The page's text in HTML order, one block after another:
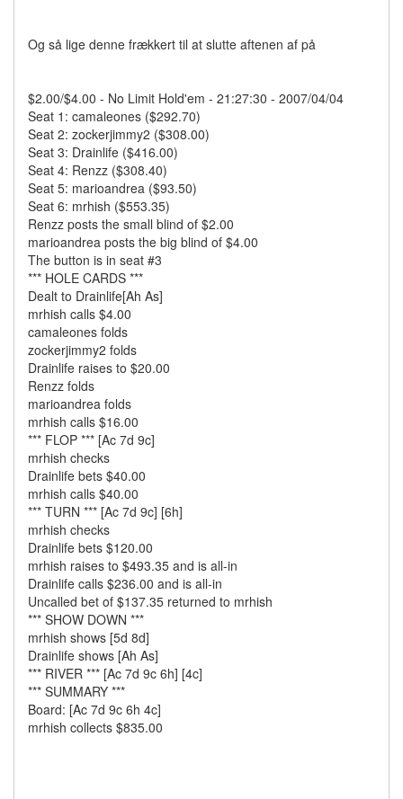
Og så lige denne frækkert til at slutte aftenen af på
$2.00/$4.00 - No Limit Hold'em - 21:27:30 - 2007/04/04
Seat 1: camaleones ($292.70)
Seat 2: zockerjimmy2 ($308.00)
Seat 3: Drainlife ($416.00)
Seat 4: Renzz ($308.40)
Seat 5: marioandrea ($93.50)
Seat 6: mrhish ($553.35)
Renzz posts the small blind of $2.00
marioandrea posts the big blind of $4.00
The button is in seat #3
*** HOLE CARDS ***
Dealt to Drainlife[Ah As]
mrhish calls $4.00
camaleones folds
zockerjimmy2 folds
Drainlife raises to $20.00
Renzz folds
marioandrea folds
mrhish calls $16.00
*** FLOP *** [Ac 7d 9c]
mrhish checks
Drainlife bets $40.00
mrhish calls $40.00
*** TURN *** [Ac 7d 9c] [6h]
mrhish checks
Drainlife bets $120.00
mrhish raises to $493.35 and is all-in
Drainlife calls $236.00 and is all-in
Uncalled bet of $137.35 returned to mrhish
*** SHOW DOWN ***
mrhish shows [5d 8d]
Drainlife shows [Ah As]
*** RIVER *** [Ac 7d 9c 6h] [4c]
*** SUMMARY ***
Board: [Ac 7d 9c 6h 4c]
mrhish collects $835.00